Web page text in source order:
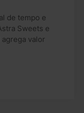
de tempo e
Sweets e
valor